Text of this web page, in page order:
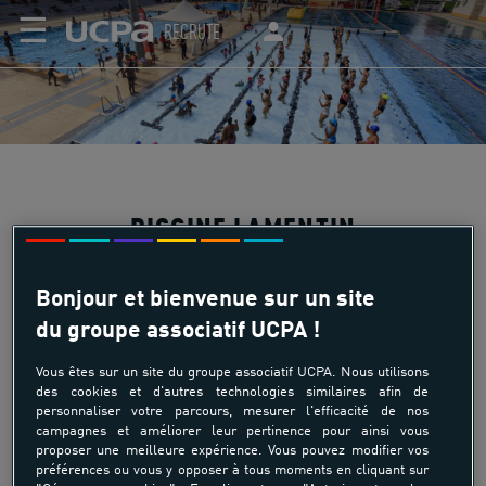
☰ RECRUTE
PISCINE LAMENTIN
Situé dans le quartier Petit Manoir sur la commune du
Lamentin, au coeur de l'agglomération du centre de la
Martinique, le centre aquatique communautaire Pierre
Samot est devenu, depuis 2015, la première piscine
Olympique des Antilles. Un véritable lieu de vie accessible
à tous Équipement phare de la CACEM, Le Centre
Bonjour et bienvenue sur un site
du groupe associatif UCPA !
Vous êtes sur un site du groupe associatif UCPA. Nous utilisons
des cookies et d'autres technologies similaires afin de
personnaliser votre parcours, mesurer l'efficacité de nos
campagnes et améliorer leur pertinence pour ainsi vous
proposer une meilleure expérience. Vous pouvez modifier vos
préférences ou vous y opposer à tous moments en cliquant sur